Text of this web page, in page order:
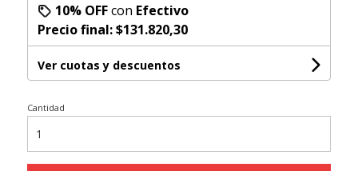
10% OFFcon Efectivo
Precio final:$131.820,30
Ver cuotas y descuentos
Cantidad